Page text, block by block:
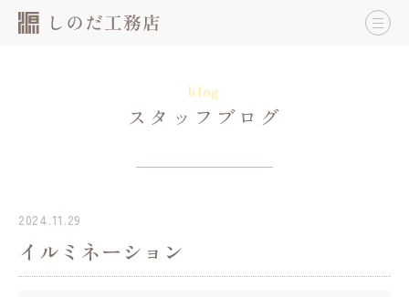
blog
スタッフブログ
2024.11.29
イルミネーション